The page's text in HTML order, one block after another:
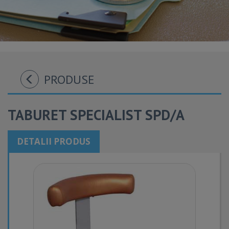
PRODUSE
TABURET SPECIALIST SPD/A
DETALII PRODUS